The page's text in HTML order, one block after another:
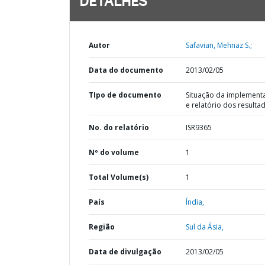
Autor Safavian, Mehnaz S.;
Data do documento 2013/02/05
TIpo de documento
Situação da
e relatório dos
No. do relatório ISR9365
Nº do volume 1
Total Volume(s) 1
País Índia,
Região Sul da Ásia,
Data de divulgação 2013/02/05